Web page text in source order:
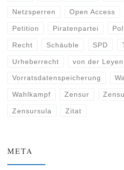
Netzsperren Open Access
Petition Piratenpartei
Recht Schäuble SPD
Urheberrecht von der Leyen
Vorratsdatenspeicherung
Wahlkampf Zensur
Zensursula Zitat
META